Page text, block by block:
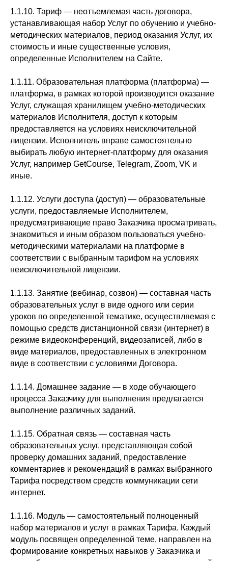
1.1.10. Тариф — неотъемлемая часть договора,
устанавливающая набор Услуг по обучению и учебно-
методических материалов, период оказания Услуг, их
стоимость и иные существенные условия,
определенные Исполнителем на Сайте.
1.1.11. Образовательная платформа (платформа) —
платформа, в рамках которой производится оказание
Услуг, служащая хранилищем учебно-методических
материалов Исполнителя, доступ к которым
предоставляется на условиях неисключительной
лицензии. Исполнитель вправе самостоятельно
выбирать любую интернет-платформу для оказания
Услуг, например GetCourse, Telegram, Zoom, VK и
иные.
1.1.12. Услуги доступа (доступ) — образовательные
услуги, предоставляемые Исполнителем,
предусматривающие право Заказчика просматривать,
знакомиться и иным образом пользоваться учебно-
методическими материалами на платформе в
соответствии с выбранным тарифом на условиях
неисключительной лицензии.
1.1.13. Занятие (вебинар, созвон) — составная часть
образовательных услуг в виде одного или серии
уроков по определенной тематике, осуществляемая с
помощью средств дистанционной связи (интернет) в
режиме видеоконференций, видеозаписей, либо в
виде материалов, предоставленных в электронном
виде в соответствии с условиями Договора.
1.1.14. Домашнее задание — в ходе обучающего
процесса Заказчику для выполнения предлагается
выполнение различных заданий.
1.1.15. Обратная связь — составная часть
образовательных услуг, представляющая собой
проверку домашних заданий, предоставление
комментариев и рекомендаций в рамках выбранного
Тарифа посредством средств коммуникации сети
интернет.
1.1.16. Модуль — самостоятельный полноценный
набор материалов и услуг в рамках Тарифа. Каждый
модуль посвящен определенной теме, направлен на
формирование конкретных навыков у Заказчика и